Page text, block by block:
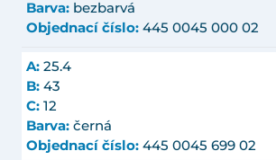
Barva: bezbarvá
Objednací číslo: 445 0045 000 02
A: 25.4
B: 43
C: 12
Barva: černá
Objednací číslo: 445 0045 699 02